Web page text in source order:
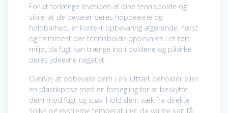
For at forlænge levetiden af dine tennisbolde og
sikre, at de bevarer deres hoppeevne og
holdbarhed, er korrekt opbevaring afgørende. Først
og fremmest bør tennisbolde opbevares i et tørt
miljø, da fugt kan trænge ind i boldene og påvirke
deres ydeevne negativt.
Overvej at opbevare dem i en lufttæt beholder eller
en plastikpose med en forsegling for at beskytte
dem mod fugt og støv. Hold dem væk fra direkte
sollys og ekstreme temperaturer, da varme kan få